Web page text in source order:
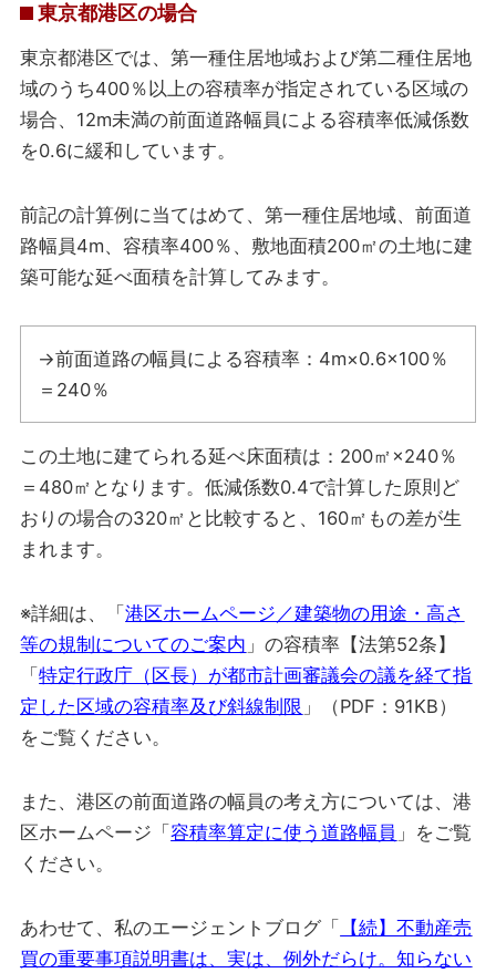
東京都港区の場合
東京都港区では、第一種住居地域および第二種住居地
域のうち400％以上の容積率が指定されている区域の
場合、12m未満の前面道路幅員による容積率低減係数
を0.6に緩和しています。
前記の計算例に当てはめて、第一種住居地域、前面道
路幅員4m、容積率400％、敷地面積200㎡の土地に建
築可能な延べ面積を計算してみます。
→前面道路の幅員による容積率：4m×0.6×100％
＝240％
この土地に建てられる延べ床面積は：200㎡×240％
＝480㎡となります。低減係数0.4で計算した原則ど
おりの場合の320㎡と比較すると、160㎡もの差が生
まれます。
※詳細は、「港区ホームページ／建築物の用途・高さ
等の規制についてのご案内 」の容積率【法第52条】
「特定行政庁（区長）が都市計画審議会の議を経て指
定した区域の容積率及び斜線制限 」（PDF：91KB）
をご覧ください。
また、港区の前面道路の幅員の考え方については、港
区ホームページ「容積率算定に使う道路幅員 」をご覧
ください。
あわせて、私のエージェントブログ「
【続】不動産売
買の重要事項説明書は、実は、例外だらけ。知らない